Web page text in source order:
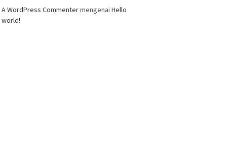
A WordPress CommentermengenaiHello
world!